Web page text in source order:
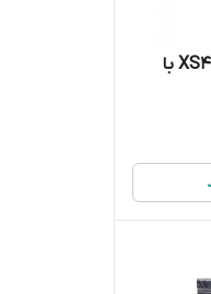
کابل ۳ سر ترانیو مدل XS4 3 in 1 با